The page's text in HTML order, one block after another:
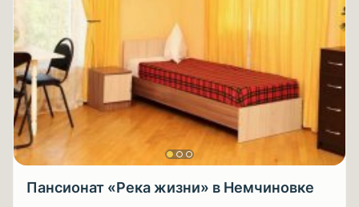
Пансионат «Река жизни» в Немчиновке